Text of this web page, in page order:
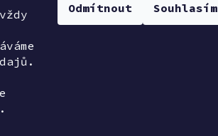
Odmítnout Souhlasím